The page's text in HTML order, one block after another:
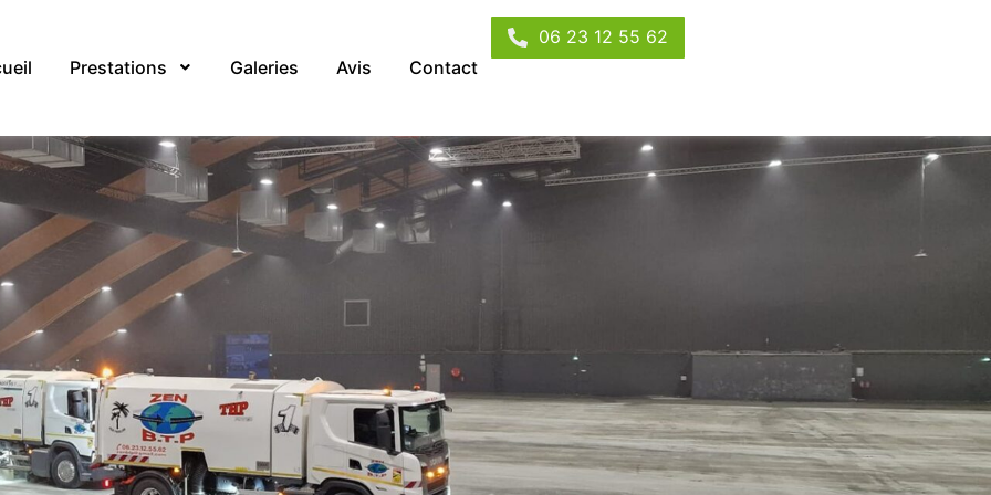
Prestations Galeries Avis Contact
06 23 12 55 62